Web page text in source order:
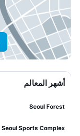
أشهر المعالم
Seoul Forest
Seoul Sports Complex